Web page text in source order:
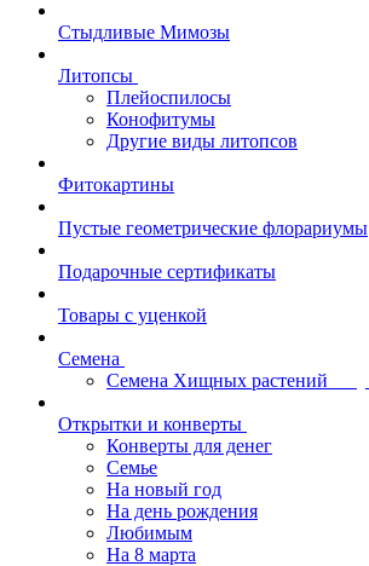
Стыдливые Мимозы
Литопсы
Плейоспилосы
Конофитумы
Другие виды литопсов
Фитокартины
Пустые геометрические флорариумы
Подарочные сертификаты
Товары с уценкой
Семена
Семена Хищных растений
Открытки и конверты
Конверты для денег
Семье
На новый год
На день рождения
Любимым
На 8 марта